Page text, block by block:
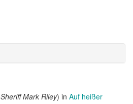
Sheriff Mark Riley) in Auf heißer